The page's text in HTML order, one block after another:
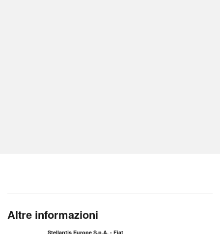
Altre informazioni
Stellantis Europe S.p.A. - Fiat